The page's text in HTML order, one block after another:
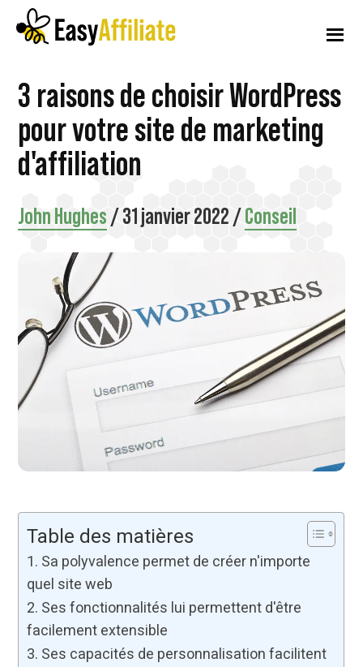
Passer
latérale
principale
Passer
page
Menu
supplémentaire
Affiliation
facile
Lancer
un
programme
d'affiliation
partir
votre
WordPress
3 raisons de choisir WordPress
pour votre site de marketing
d'affiliation
John Hughes/31 janvier 2022/Conseil
Table des matières
1. Sa polyvalence permet de créer n'importe
quel site web
2. Ses fonctionnalités lui permettent d'être
facilement extensible
3. Ses capacités de personnalisation facilitent